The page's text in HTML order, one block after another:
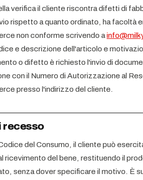
verifica il cliente riscontra difetti di
rispetto a quanto ordinato, ha facoltà
non conforme scrivendo a
e descrizione dell'articolo e
o difetto è richiesto l'invio di
con il Numero di Autorizzazione al
presso l'indirizzo del cliente.
recesso
del Consumo, il cliente può
ricevimento del bene, restituendo il
senza dover specificare il motivo. È